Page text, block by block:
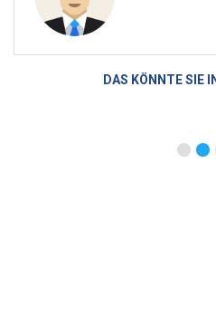
DAS KÖNNTE SIE